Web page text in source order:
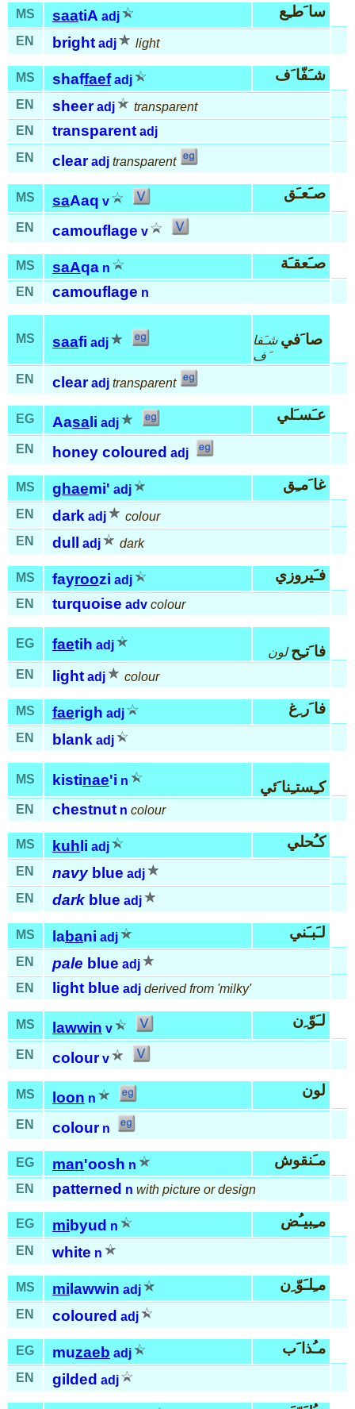
MS saatiA adj سا َطـِع
EN bright adj light
MS shaffaef adj شـَفّا َف
EN sheer adj
transparent
EN
transparent adj
EN
clear adj transparent
MS saAaq v صـَعـَق
EN camouflage v
MS saAqa n صـَعقـَة
EN camouflage n
MS saafi adj صا َفي شـَفا
َف
EN
clear adj transparent
EG Aasa li adj عـَسـَلي
EN honey coloured adj
MS ghaemi' adj غا َمـِق
EN dark adj
colour
EN
dull adj dark
MS fayroozi adj فـَيروزي
EN turquoise adv colour
EG faetih adj فا َتـِح لون
EN
light adj colour
MS faerigh adj فا َر ِغ
EN blank adj
MS kistinae'i n كـِستـِنا َئي
EN chestnut n colour
MS kuh li adj كـُحلي
EN navyblue adj
EN
dark blue adj
MS labani adj لـَبـَني
EN pale blue adj
EN
light blue adj derived from 'milky'
MS lawwin v لـَوّ ِن
EN colour v
MS loon n لون
EN colour n
EG man'oosh n مـَنقوش
EN patterned n with picture or design
EG mibyud n مـِبيـُض
EN white n
MS mi lawwin adj مـِلـَوّ ِن
EN coloured adj
EG muzaeb adj مـُذا َب
EN gilded adj